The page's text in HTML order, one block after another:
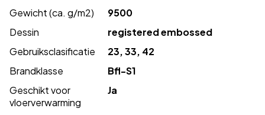
Gewicht (ca. g/m2)
9500
Dessin
registered embossed
Gebruiksclasificatie
23, 33, 42
Brandklasse
Bfl-S1
Geschikt voor
vloerverwarming
Ja